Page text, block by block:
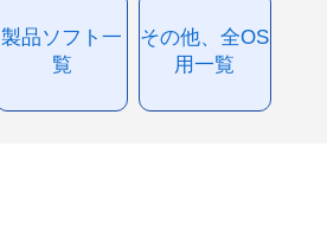
製品ソフト一
覧
その他、全OS
用一覧